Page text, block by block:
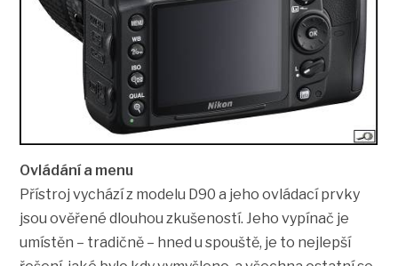
Ovládání a menu
Přístroj vychází z modelu D90 a jeho ovládací prvky
jsou ověřené dlouhou zkušeností. Jeho vypínač je
umístěn – tradičně – hned u spouště, je to nejlepší